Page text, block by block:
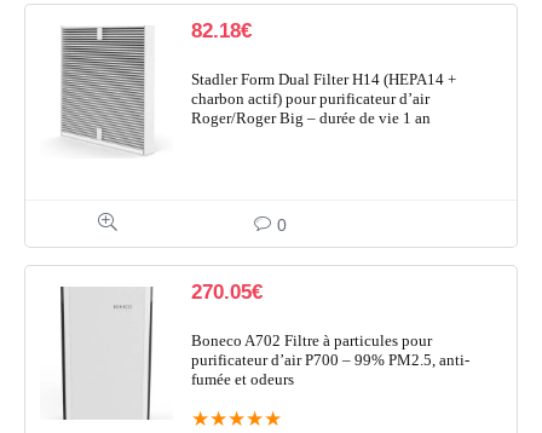
82.18€
Stadler Form Dual Filter H14 (HEPA14 +
charbon actif) pour purificateur d’air
Roger/Roger Big – durée de vie 1 an
0
270.05€
Boneco A702 Filtre à particules pour
purificateur d’air P700 – 99% PM2.5, anti-
fumée et odeurs
★★★★★